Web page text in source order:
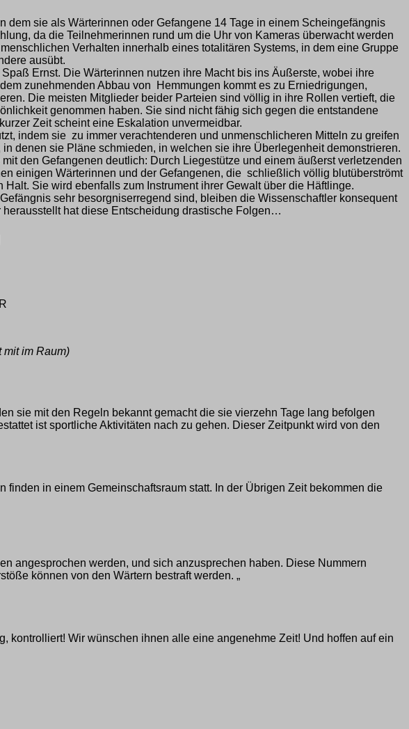
sie als Wärterinnen oder Gefangene 14 Tage in einem Scheingefängnis
da die Teilnehmerinnen rund um die Uhr von Kameras überwacht werden
Verhalten innerhalb eines totalitären Systems, in dem eine Gruppe
ausübt.
Ernst. Die Wärterinnen nutzen ihre Macht bis ins Äußerste, wobei ihre
zunehmenden Abbau von Hemmungen kommt es zu Erniedrigungen,
Die meisten Mitglieder beider Parteien sind völlig in ihre Rollen vertieft, die
genommen haben. Sie sind nicht fähig sich gegen die entstandene
Zeit scheint eine Eskalation unvermeidbar.
indem sie zu immer verachtenderen und unmenschlicheren Mitteln zu greifen
denen sie Pläne schmieden, in welchen sie ihre Überlegenheit demonstrieren.
den Gefangenen deutlich: Durch Liegestütze und einem äußerst verletzenden
einigen Wärterinnen und der Gefangenen, die schließlich völlig blutüberströmt
Sie wird ebenfalls zum Instrument ihrer Gewalt über die Häftlinge.
sehr besorgniserregend sind, bleiben die Wissenschaftler konsequent
hat diese Entscheidung drastische Folgen…
mit im Raum)
sie mit den Regeln bekannt gemacht die sie vierzehn Tage lang befolgen
ist sportliche Aktivitäten nach zu gehen. Dieser Zeitpunkt wird von den
in einem Gemeinschaftsraum statt. In der Übrigen Zeit bekommen die
angesprochen werden, und sich anzusprechen haben. Diese Nummern
können von den Wärtern bestraft werden. „
kontrolliert! Wir wünschen ihnen alle eine angenehme Zeit! Und hoffen auf ein